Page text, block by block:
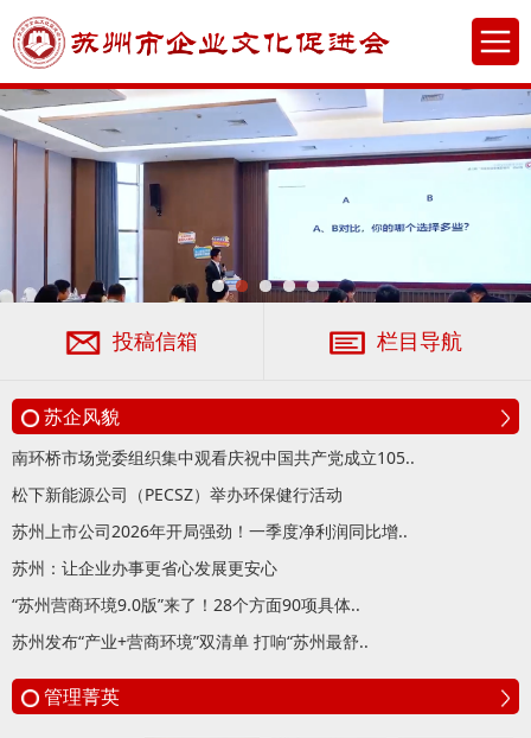
投稿信箱 栏目导航
苏企风貌
南环桥市场党委组织集中观看庆祝中国共产党成立105..
松下新能源公司（PECSZ）举办环保健行活动
苏州上市公司2026年开局强劲！一季度净利润同比增..
苏州：让企业办事更省心发展更安心
“苏州营商环境9.0版”来了！28个方面90项具体..
苏州发布“产业+营商环境”双清单 打响“苏州最舒..
管理菁英